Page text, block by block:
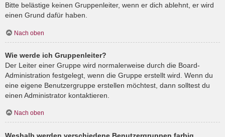
Bitte belästige keinen Gruppenleiter, wenn er dich ablehnt, er wird
einen Grund dafür haben.
Nach oben
Wie werde ich Gruppenleiter?
Der Leiter einer Gruppe wird normalerweise durch die Board-
Administration festgelegt, wenn die Gruppe erstellt wird. Wenn du
eine eigene Benutzergruppe erstellen möchtest, dann solltest du
einen Administrator kontaktieren.
Nach oben
Weshalb werden verschiedene Benutzergruppen farbig